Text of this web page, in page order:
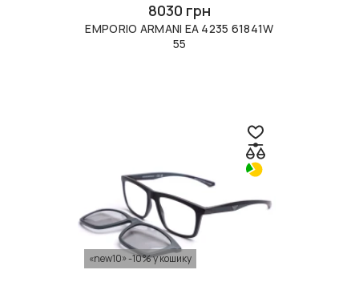
8030 грн
EMPORIO ARMANI EA 4235 61841W
55
«new10» -10% у кошику